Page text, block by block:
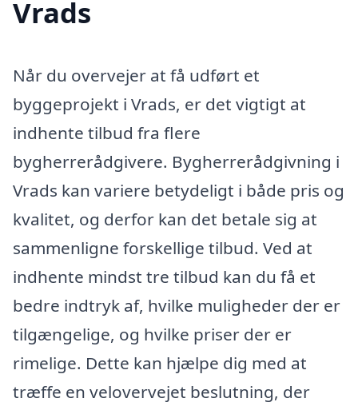
Vrads
Når du overvejer at få udført et
byggeprojekt i Vrads, er det vigtigt at
indhente tilbud fra flere
bygherrerådgivere. Bygherrerådgivning i
Vrads kan variere betydeligt i både pris og
kvalitet, og derfor kan det betale sig at
sammenligne forskellige tilbud. Ved at
indhente mindst tre tilbud kan du få et
bedre indtryk af, hvilke muligheder der er
tilgængelige, og hvilke priser der er
rimelige. Dette kan hjælpe dig med at
træffe en velovervejet beslutning, der